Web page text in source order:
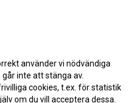
använder vi nödvändiga
inte att stänga av.
cookies, t.ex. för statistik
om du vill acceptera dessa.